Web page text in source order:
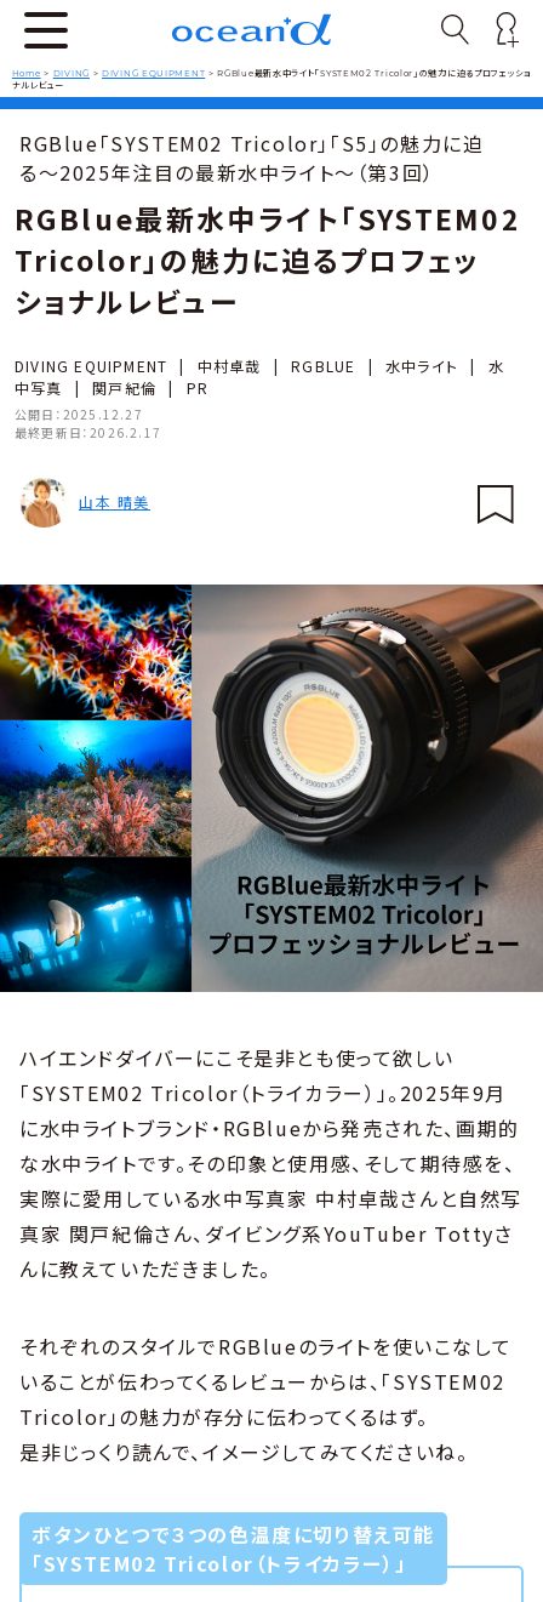
Home > DIVING >DIVING EQUIPMENT >RGBlue最新水中ライト「SYSTEM02 Tricolor」の魅力に迫るプロフェッショ
ナルレビュー
RGBlue「SYSTEM02 Tricolor」「S5」の魅力に迫
る〜2025年注目の最新水中ライト〜（第3回）
RGBlue最新水中ライト「SYSTEM02
Tricolor」の魅力に迫るプロフェッ
ショナルレビュー
DIVING EQUIPMENT | 中村卓哉 | RGBLUE | 水中ライト |
水
中写真
| 関戸紀倫 | PR
公開日： 2025.12.27
最終更新日： 2026.2.17
山本 晴美
ハイエンドダイバーにこそ是非とも使って欲しい
「SYSTEM02 Tricolor（トライカラー）」。2025年9月
に水中ライトブランド・RGBlueから発売された、画期的
な水中ライトです。その印象と使用感、そして期待感を、
実際に愛用している水中写真家 中村卓哉さんと自然写
真家 関戸紀倫さん、ダイビング系YouTuber Tottyさ
んに教えていただきました。
それぞれのスタイルでRGBlueのライトを使いこなして
いることが伝わってくるレビューからは、「SYSTEM02
Tricolor」の魅力が存分に伝わってくるはず。
是非じっくり読んで、イメージしてみてくださいね。
ボタンひとつで３つの色温度に切り替え可能
「SYSTEM02 Tricolor（トライカラー）」